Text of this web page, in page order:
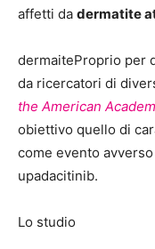
affetti da dermatite
dermaiteProprio per
da ricercatori di
the American
obiettivo quello di
come evento
upadacitinib.
Lo studio